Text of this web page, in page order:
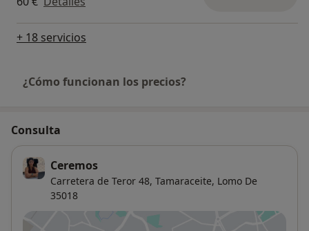
+ 18 servicios
¿Cómo funcionan los precios?
Consulta
Ceremos
Carretera de Teror 48, Tamaraceite, Lomo De
35018